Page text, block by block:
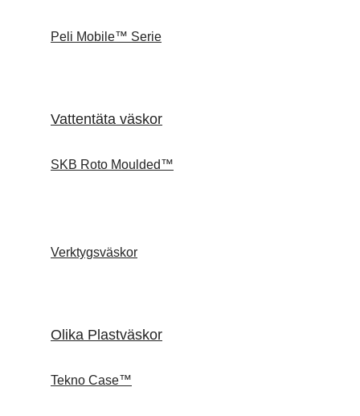
Peli Mobile™ Serie
Vattentäta väskor
SKB Roto Moulded™
Verktygsväskor
Olika Plastväskor
Tekno Case™